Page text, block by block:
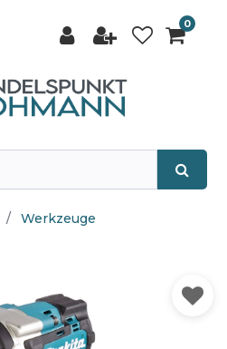
0
Werkzeuge